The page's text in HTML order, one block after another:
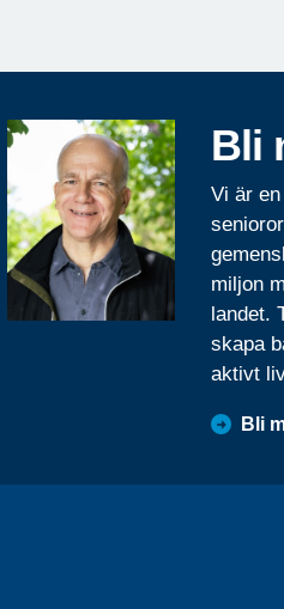
Bli
Vi är
miljon
landet.
skapa
aktivt
Bli